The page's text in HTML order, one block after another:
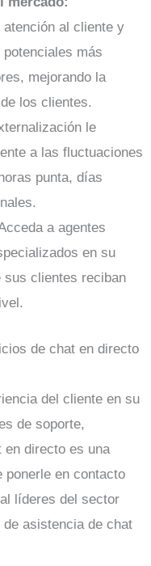
al cliente y
más
mejorando la
los clientes.
le
a las fluctuaciones
punta, días
a agentes
en su
sus clientes reciban
de chat en directo
del cliente en su
de soporte,
directo es una
ponerle en contacto
líderes del sector
asistencia de chat